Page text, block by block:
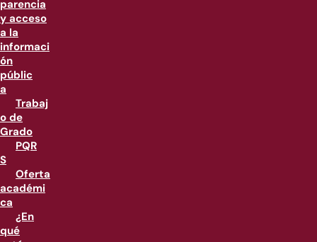
parencia
y acceso
a la
informaci
ón
públic
a
Trabaj
o de
Grado
PQR
S
Oferta
académi
ca
¿En
qué